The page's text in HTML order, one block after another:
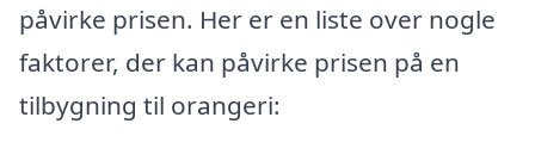
påvirke prisen. Her er en liste over nogle
faktorer, der kan påvirke prisen på en
tilbygning til orangeri: